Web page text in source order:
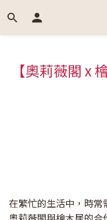
【奧莉薇閣 x
在繁忙的生活中，時常